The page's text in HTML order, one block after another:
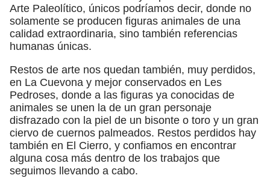
Arte Paleolítico, únicos podríamos decir, donde no
solamente se producen figuras animales de una
calidad extraordinaria, sino también referencias
humanas únicas.
Restos de arte nos quedan también, muy perdidos,
en La Cuevona y mejor conservados en Les
Pedroses, donde a las figuras ya conocidas de
animales se unen la de un gran personaje
disfrazado con la piel de un bisonte o toro y un gran
ciervo de cuernos palmeados. Restos perdidos hay
también en El Cierro, y confiamos en encontrar
alguna cosa más dentro de los trabajos que
seguimos llevando a cabo.